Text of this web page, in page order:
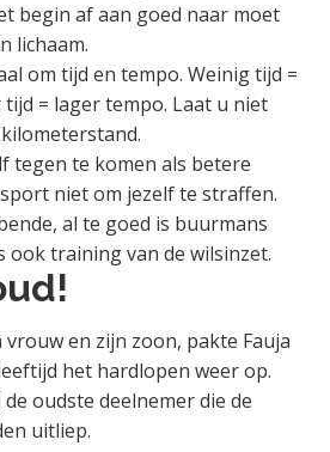
begin af aan goed naar moet
lichaam.
om tijd en tempo. Weinig tijd =
= lager tempo. Laat u niet
tegen te komen als betere
niet om jezelf te straffen.
al te goed is buurmans
ook training van de wilsinzet.
vrouw en zijn zoon, pakte Fauja
het hardlopen weer op.
oudste deelnemer die de
uitliep.